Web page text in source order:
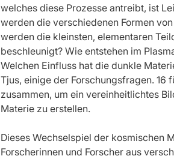
welches diese Prozesse antreibt, ist
werden die verschiedenen Formen
werden die kleinsten, elementaren
beschleunigt? Wie entstehen im
Welchen Einfluss hat die dunkle
Tjus, einige der Forschungsfragen. 16
zusammen, um ein vereinheitlichtes
Materie zu erstellen.
Dieses Wechselspiel der kosmischen
Forscherinnen und Forscher aus